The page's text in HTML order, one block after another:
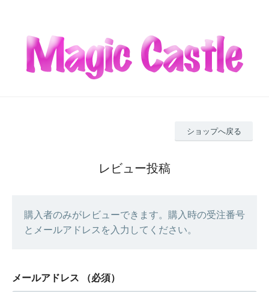
ショップへ戻る
レビュー投稿
購入者のみがレビューできます。購入時の受注番号
とメールアドレスを入力してください。
メールアドレス （必須）